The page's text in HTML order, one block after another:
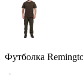
Футболка